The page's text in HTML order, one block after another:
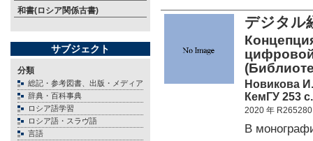
和書(ロシア関係古書)
サブジェクト
分類
総記・参考図書、出版・メディア
辞典・百科事典
ロシア語学習
ロシア語・スラヴ語
言語
デジタル
Новикова
КемГУ 253
2020 年 R265280
В